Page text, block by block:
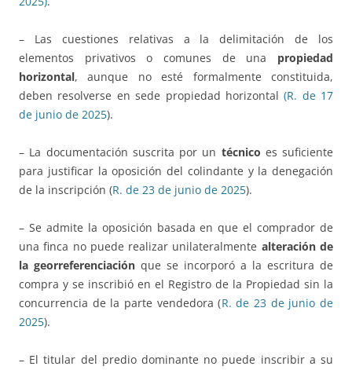
– Las cuestiones relativas a la delimitación de los
elementos privativos o comunes de una propiedad
horizontal, aunque no esté formalmente constituida,
deben resolverse en sede propiedad horizontal(R. de 17
de junio de 2025).
– La documentación suscrita por un técnico es suficiente
para justificar la oposición del colindante y la denegación
de la inscripción (R. de 23 de junio de 2025).
– Se admite la oposición basada en que el comprador de
una finca no puede realizar unilateralmente alteración de
la georreferenciación que se incorporó a la escritura de
compra y se inscribió en el Registro de la Propiedad sin la
concurrencia de la parte vendedora (R. de 23 de junio de
2025).
– El titular del predio dominante no puede inscribir a su